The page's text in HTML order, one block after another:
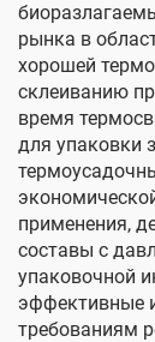
рынка в
хорошей
склеиванию
время
для упаковки
применения,
составы с
упаковочной
эффективные
требованиям